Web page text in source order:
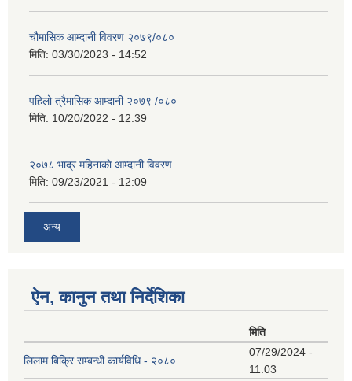
चौमासिक आम्दानी विवरण २०७९/०८०
मिति: 03/30/2023 - 14:52
पहिलो त्रैमासिक आम्दानी २०७९ /०८०
मिति: 10/20/2022 - 12:39
२०७८ भाद्र महिनाकाे आम्दानी विवरण
मिति: 09/23/2021 - 12:09
अन्य
ऐन, कानुन तथा निर्देशिका
मिति
लिलाम बिक्रि सम्बन्धी कार्यविधि - २०८०
07/29/2024 -
11:03